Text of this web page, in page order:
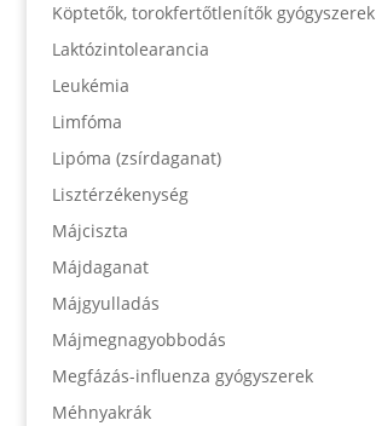
Köptetők, torokfertőtlenítők gyógyszerek
Laktózintolearancia
Leukémia
Limfóma
Lipóma (zsírdaganat)
Lisztérzékenység
Májciszta
Májdaganat
Májgyulladás
Májmegnagyobbodás
Megfázás-influenza gyógyszerek
Méhnyakrák